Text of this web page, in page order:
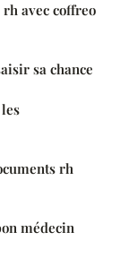
avec coffreo
sa chance
rh
médecin